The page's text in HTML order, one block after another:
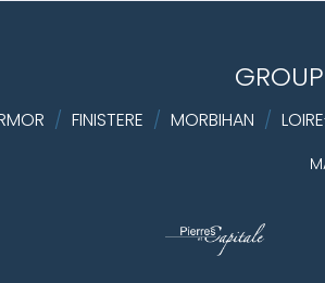
/ FINISTERE / MORBIHAN /